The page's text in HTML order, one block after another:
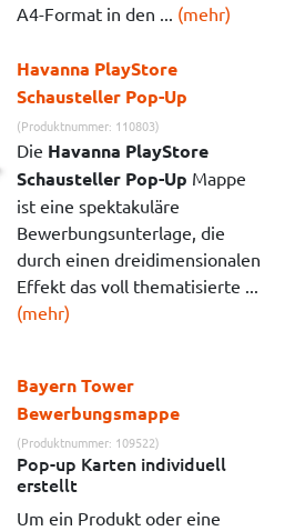
A4-Format in den ... (mehr)
Havanna PlayStore
Schausteller Pop-Up
(Produktnummer: 110803)
Die Havanna PlayStore
Schausteller Pop-Up Mappe
ist eine spektakuläre
Bewerbungsunterlage, die
durch einen dreidimensionalen
Effekt das voll thematisierte ...
(mehr)
Bayern Tower
Bewerbungsmappe
(Produktnummer: 109522)
Pop-up Karten individuell
erstellt
Um ein Produkt oder eine